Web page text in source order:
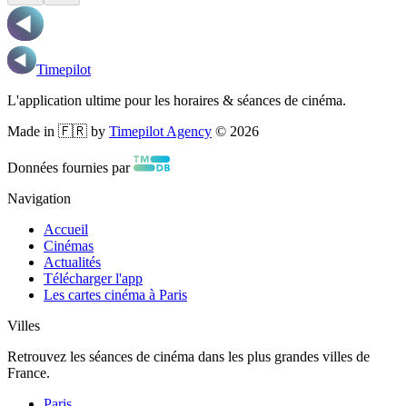
Timepilot
L'application ultime pour les horaires & séances de cinéma.
Made in 🇫🇷 by Timepilot Agency © 2026
Données fournies par
Navigation
Accueil
Cinémas
Actualités
Télécharger l'app
Les cartes cinéma à Paris
Villes
Retrouvez les séances de cinéma dans les plus grandes villes de
France.